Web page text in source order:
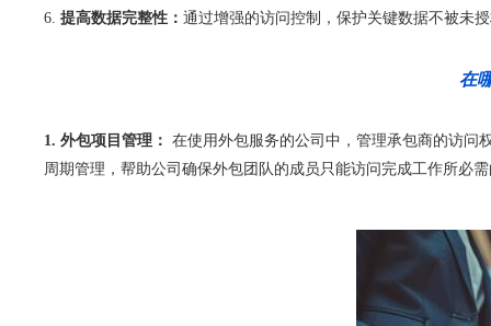
提高数据完整性： 通过增强的访问控制，保护关键数据不被未
在
1. 外包项目管理： 在使用外包服务的公司中，管理承包商的访问
周期管理，帮助公司确保外包团队的成员只能访问完成工作所必